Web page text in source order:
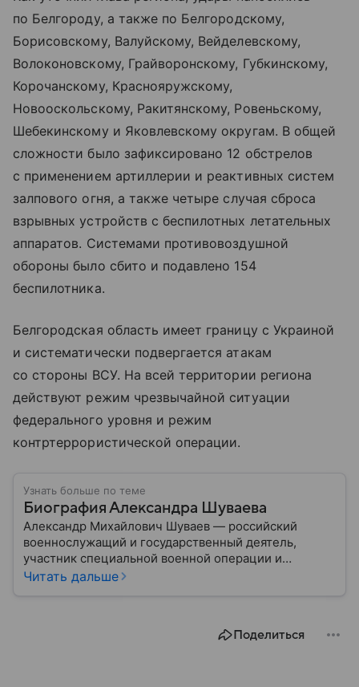
по Белгороду, а также по Белгородскому,
Борисовскому, Валуйскому, Вейделевскому,
Волоконовскому, Грайворонскому, Губкинскому,
Корочанскому, Краснояружскому,
Новооскольскому, Ракитянскому, Ровеньскому,
Шебекинскому и Яковлевскому округам. В общей
сложности было зафиксировано 12 обстрелов
с применением артиллерии и реактивных систем
залпового огня, а также четыре случая сброса
взрывных устройств с беспилотных летательных
аппаратов. Системами противовоздушной
обороны было сбито и подавлено 154
беспилотника.
Белгородская область имеет границу с Украиной
и систематически подвергается атакам
со стороны ВСУ. На всей территории региона
действуют режим чрезвычайной ситуации
федерального уровня и режим
контртеррористической операции.
Узнать больше по теме
Биография Александра Шуваева
Александр Михайлович Шуваев — российский
военнослужащий и государственный деятель,
участник специальной военной операции и
программы «Время героев». В 2026 году его
Читать дальше
Поделиться